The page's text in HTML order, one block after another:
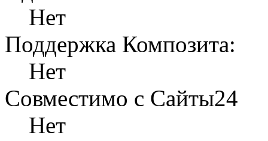
Нет
Поддержка Композита:
Нет
Совместимо с Сайты24
Нет